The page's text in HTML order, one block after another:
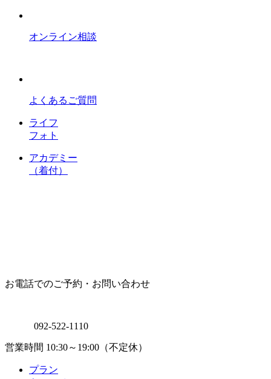
オンライン相談
よくあるご質問
ライフ
フォト
アカデミー
（着付）
お電話でのご予約・お問い合わせ
092-522-1110
営業時間 10:30～19:00（不定休）
プラン